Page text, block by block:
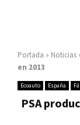
Portada » Noticias
en 2013
Ecoauto España
PSA